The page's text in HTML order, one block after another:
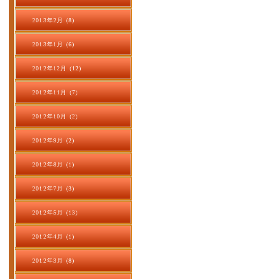
2013年2月 (8)
2013年1月 (6)
2012年12月 (12)
2012年11月 (7)
2012年10月 (2)
2012年9月 (2)
2012年8月 (1)
2012年7月 (3)
2012年5月 (13)
2012年4月 (1)
2012年3月 (8)